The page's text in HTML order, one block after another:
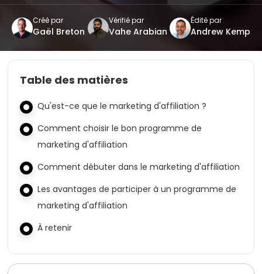
Créé par
Gaël Breton
Vérifié par
Vahe Arabian
Édité par
Andrew Kemp
Table des matières
Qu'est-ce que le marketing d'affiliation ?
Comment choisir le bon programme de
marketing d'affiliation
Comment débuter dans le marketing d'affiliation
Les avantages de participer à un programme de
marketing d'affiliation
À retenir